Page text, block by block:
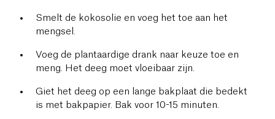
Smelt de kokosolie en voeg het toe aan het
mengsel.
Voeg de plantaardige drank naar keuze toe en
meng. Het deeg moet vloeibaar zijn.
Giet het deeg op een lange bakplaat die bedekt
is met bakpapier. Bak voor 10-15 minuten.